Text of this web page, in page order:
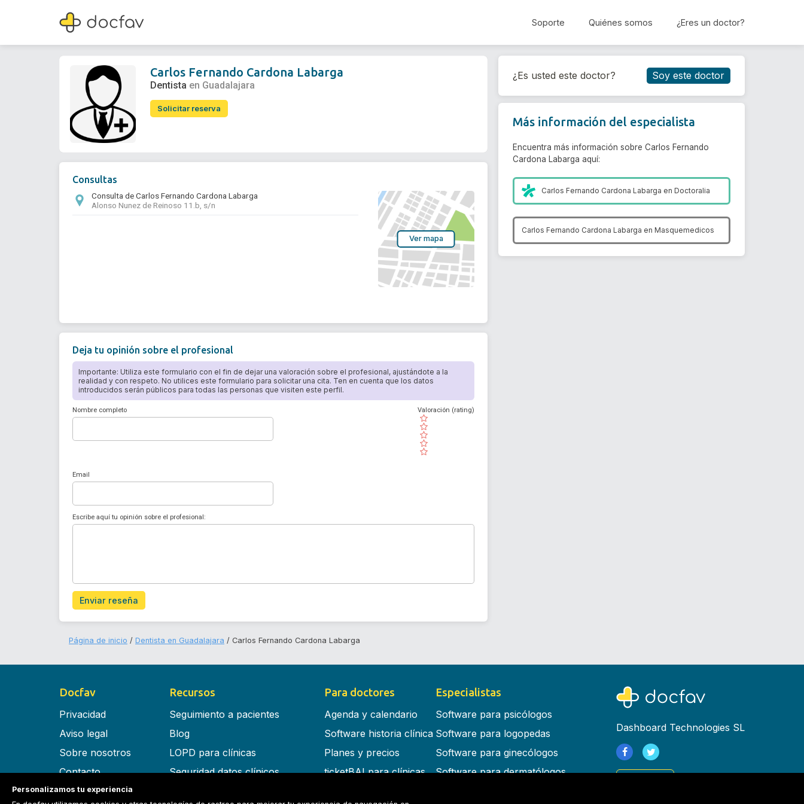
Soporte Quiénes somos ¿Eres un doctor?
Carlos Fernando Cardona Labarga
Dentista
Reservar cita
Carlos Fernando Cardona Labarga
Dentista en Guadalajara
Solicitar reserva
Consultas
Consulta de Carlos Fernando Cardona Labarga
Alonso Nunez de Reinoso 11.b, s/n
Ver mapa
Deja tu opinión sobre el profesional
Importante: Utiliza este formulario con el fin de dejar una valoración sobre el profesional, ajustándote a la
realidad y con respeto. No utilices este formulario para solicitar una cita. Ten en cuenta que los datos
introducidos serán públicos para todas las personas que visiten este perfil.
Nombre completo
( )
( )
( )
( )
( )
Valoración (rating)
Email
Escribe aquí tu opinión sobre el profesional:
Enviar reseña
¿Es usted este doctor? Soy este doctor
Más información del especialista
Encuentra más información sobre Carlos Fernando
Cardona Labarga aquí:
Carlos Fernando Cardona Labarga enDoctoralia
Carlos Fernando Cardona Labarga en Masquemedicos
Página de inicio Dentista en Guadalajara Carlos Fernando Cardona Labarga
Docfav
Privacidad
Aviso legal
Sobre nosotros
Contacto
Términos y condiciones
Recursos
Seguimiento a pacientes
Blog
LOPD para clínicas
Seguridad datos clínicos
Para doctores
Agenda y calendario
Software historia clínica
Planes y precios
ticketBAI para clínicas
Especialistas
Software para psicólogos
Software para logopedas
Software para ginecólogos
Software para dermatólogos
Dashboard Technologies SL
Personalizamos tu experiencia